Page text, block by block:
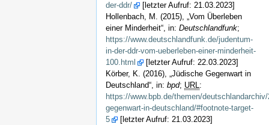
der-ddr/
[letzter Aufruf: 21.03.2023]
Hollenbach, M. (2015), „Vom Überleben
einer Minderheit“, in: Deutschlandfunk;
https://www.deutschlandfunk.de/judentum-
in-der-ddr-vom-ueberleben-einer-minderheit-
100.html
[letzter Aufruf: 22.03.2023]
Körber, K. (2016), „Jüdische Gegenwart in
Deutschland“, in: bpd; URL:
https://www.bpb.de/themen/
gegenwart-in-deutschland/#footnote-target-
5
[letzter Aufruf: 21.03.2023]